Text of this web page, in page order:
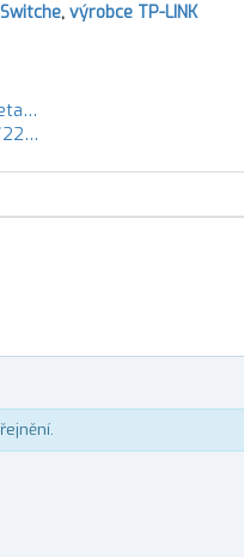
Switche, výrobce TP-LINK